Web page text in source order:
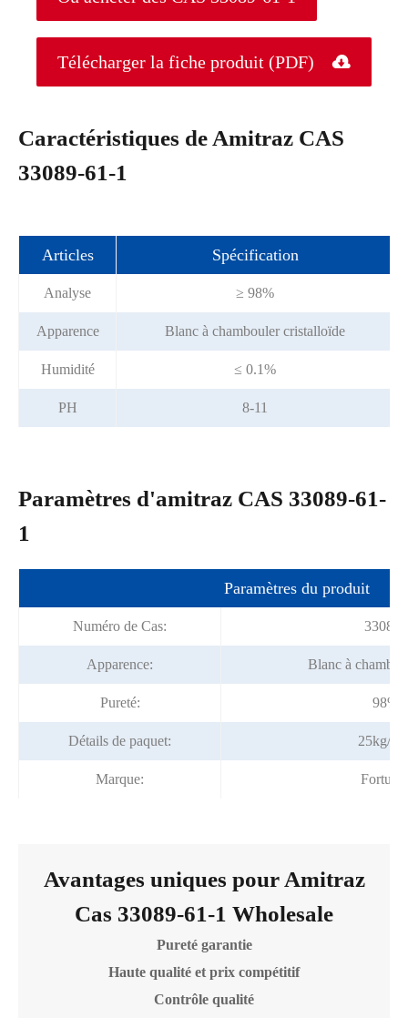
Télécharger la fiche produit (PDF) 
Caractéristiques de Amitraz CAS
33089-61-1
Articles Spécification
Analyse ≥ 98%
Apparence Blanc à chambouler cristalloïde
Humidité ≤ 0.1%
PH 8-11
Paramètres d'amitraz CAS 33089-61-
1
Paramètres du produit
Numéro de Cas:
Apparence: Blanc à
Pureté: 98%
Détails de paquet: 25kg/
Marque:
Avantages uniques pour Amitraz
Cas 33089-61-1 Wholesale
Pureté garantie
Haute qualité et prix compétitif
Contrôle qualité